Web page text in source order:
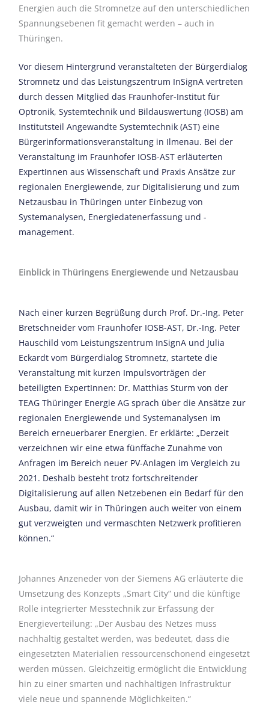
Energien auch die Stromnetze auf den unterschiedlichen
Spannungsebenen fit gemacht werden – auch in
Thüringen.
Vor diesem Hintergrund veranstalteten der Bürgerdialog
Stromnetz und das Leistungszentrum InSignA vertreten
durch dessen Mitglied das Fraunhofer-Institut für
Optronik, Systemtechnik und Bildauswertung (IOSB) am
Institutsteil Angewandte Systemtechnik (AST) eine
Bürgerinformationsveranstaltung in Ilmenau. Bei der
Veranstaltung im Fraunhofer IOSB-AST erläuterten
ExpertInnen aus Wissenschaft und Praxis Ansätze zur
regionalen Energiewende, zur Digitalisierung und zum
Netzausbau in Thüringen unter Einbezug von
Systemanalysen, Energiedatenerfassung und -
management.
Einblick in Thüringens Energiewende und Netzausbau
Nach einer kurzen Begrüßung durch Prof. Dr.-Ing. Peter
Bretschneider vom Fraunhofer IOSB-AST, Dr.-Ing. Peter
Hauschild vom Leistungszentrum InSignA und Julia
Eckardt vom Bürgerdialog Stromnetz, startete die
Veranstaltung mit kurzen Impulsvorträgen der
beteiligten ExpertInnen: Dr. Matthias Sturm von der
TEAG Thüringer Energie AG sprach über die Ansätze zur
regionalen Energiewende und Systemanalysen im
Bereich erneuerbarer Energien. Er erklärte: „Derzeit
verzeichnen wir eine etwa fünffache Zunahme von
Anfragen im Bereich neuer PV-Anlagen im Vergleich zu
2021. Deshalb besteht trotz fortschreitender
Digitalisierung auf allen Netzebenen ein Bedarf für den
Ausbau, damit wir in Thüringen auch weiter von einem
gut verzweigten und vermaschten Netzwerk profitieren
können.“
Johannes Anzeneder von der Siemens AG erläuterte die
Umsetzung des Konzepts „Smart City” und die künftige
Rolle integrierter Messtechnik zur Erfassung der
Energieverteilung: „Der Ausbau des Netzes muss
nachhaltig gestaltet werden, was bedeutet, dass die
eingesetzten Materialien ressourcenschonend eingesetzt
werden müssen. Gleichzeitig ermöglicht die Entwicklung
hin zu einer smarten und nachhaltigen Infrastruktur
viele neue und spannende Möglichkeiten.“